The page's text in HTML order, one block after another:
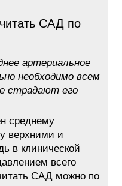
САД по
артериальное
необходимо всем
страдают его
среднему
верхними и
в клинической
всего
САД можно по